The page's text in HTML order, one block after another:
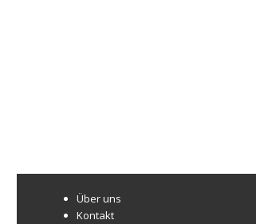
Über uns
Kontakt